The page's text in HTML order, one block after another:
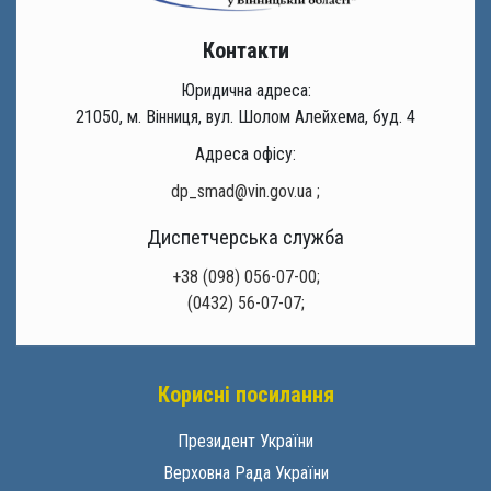
Контакти
Юридична адреса:
21050, м. Вінниця, вул. Шолом Алейхема, буд. 4
Адреса офісу:
dp_smad@vin.gov.ua ;
Диспетчерська служба
+38 (098) 056-07-00;
(0432) 56-07-07;
Корисні посилання
Президент України
Верховна Рада України